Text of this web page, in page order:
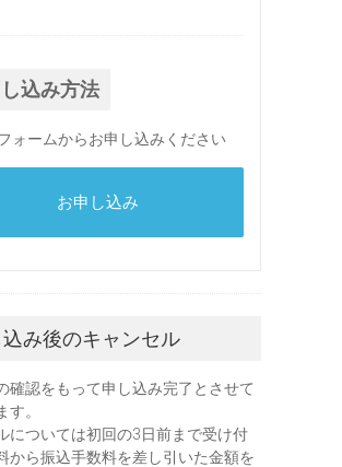
込み方法
ォームからお申し込みください
お申し込み
み後のキャンセル
確認をもって申し込み完了とさせて
す。
については初回の3日前まで受け付
から振込手数料を差し引いた金額を